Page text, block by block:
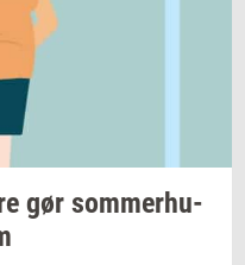
gør som­mer­hu­